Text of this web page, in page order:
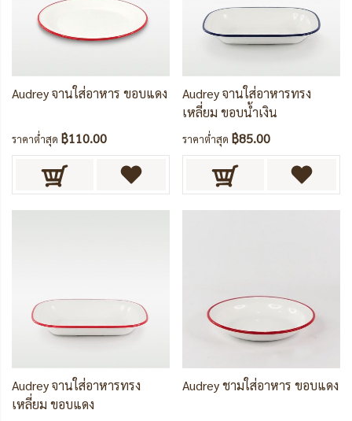
Audrey จานใส่อาหาร ขอบแดง
ราคาต่ำสุด ฿110.00
Audrey จานใส่อาหารทรง
เหลี่ยม ขอบน้ำเงิน
ราคาต่ำสุด ฿85.00
Audrey จานใส่อาหารทรง
เหลี่ยม ขอบแดง
Audrey ชามใส่อาหาร ขอบแดง